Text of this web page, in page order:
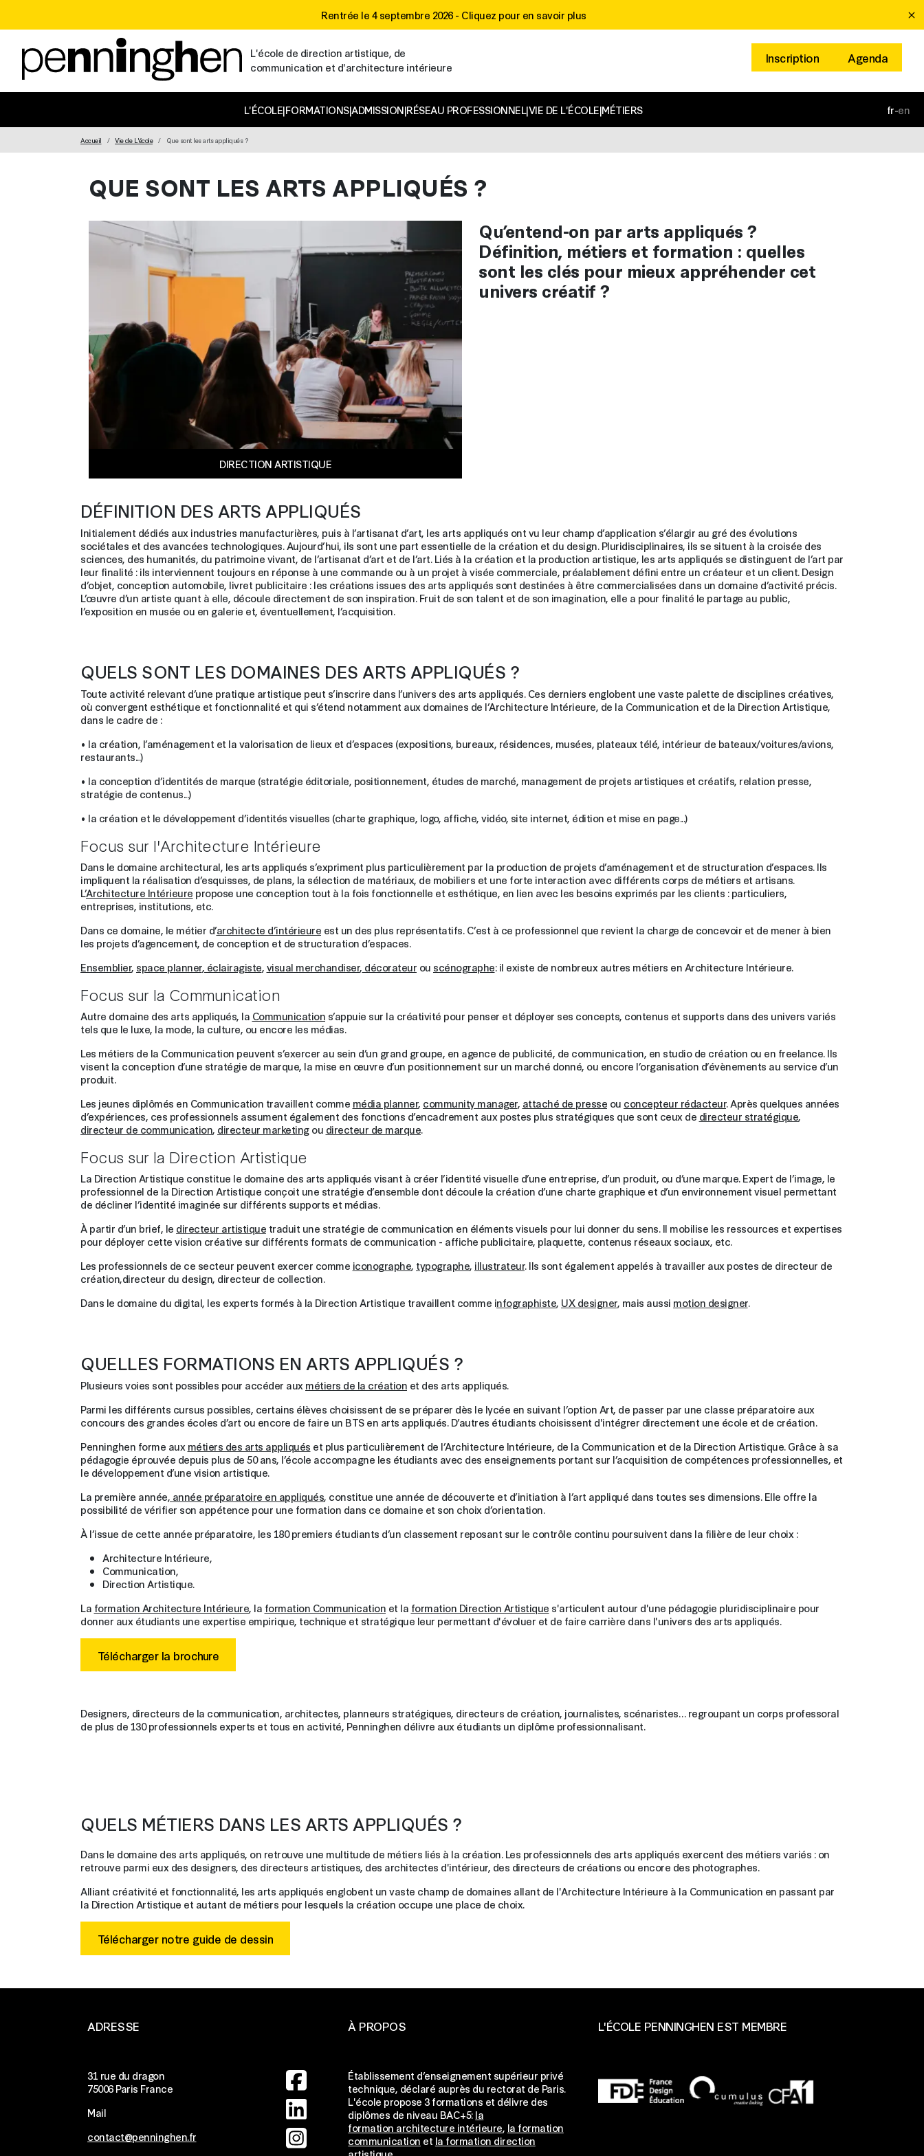
Rentrée le 4 septembre 2026 - Cliquez pour en savoir plus
L'école de direction artistique, de
communication et d'architecture intérieure
Inscription Agenda
L'ÉCOLE|FORMATIONS|ADMISSION|RÉSEAU PROFESSIONNEL|VIE DE L'ÉCOLE|MÉTIERS en
-
fr
Accueil Vie de L'école Que sont les arts appliqués ?
QUE SONT LES ARTS APPLIQUÉS ?
DIRECTION ARTISTIQUE
Qu’entend-on par arts appliqués ?
Définition, métiers et formation : quelles
sont les clés pour mieux appréhender cet
univers créatif ?
DÉFINITION DES ARTS APPLIQUÉS
Initialement dédiés aux industries manufacturières, puis à l’artisanat d’art, les arts appliqués ont vu leur champ d’application s’élargir au gré des évolutions
sociétales et des avancées technologiques. Aujourd’hui, ils sont une part essentielle de la création et du design. Pluridisciplinaires, ils se situent à la croisée des
sciences, des humanités, du patrimoine vivant, de l’artisanat d’art et de l’art. Liés à la création et la production artistique, les arts appliqués se distinguent de l’art par
leur finalité : ils interviennent toujours en réponse à une commande ou à un projet à visée commerciale, préalablement défini entre un créateur et un client. Design
d’objet, conception automobile, livret publicitaire : les créations issues des arts appliqués sont destinées à être commercialisées dans un domaine d’activité précis.
L’œuvre d’un artiste quant à elle, découle directement de son inspiration. Fruit de son talent et de son imagination, elle a pour finalité le partage au public,
l’exposition en musée ou en galerie et, éventuellement, l’acquisition.
QUELS SONT LES DOMAINES DES ARTS APPLIQUÉS ?
Toute activité relevant d’une pratique artistique peut s’inscrire dans l’univers des arts appliqués. Ces derniers englobent une vaste palette de disciplines créatives,
où convergent esthétique et fonctionnalité et qui s’étend notamment aux domaines de l’Architecture Intérieure, de la Communication et de la Direction Artistique,
dans le cadre de :
● la création, l’aménagement et la valorisation de lieux et d’espaces (expositions, bureaux, résidences, musées, plateaux télé, intérieur de bateaux/voitures/avions,
restaurants...)
● la conception d’identités de marque (stratégie éditoriale, positionnement, études de marché, management de projets artistiques et créatifs, relation presse,
stratégie de contenus...)
● la création et le développement d’identités visuelles (charte graphique, logo, affiche, vidéo, site internet, édition et mise en page...)
Focus sur l'Architecture Intérieure
Dans le domaine architectural, les arts appliqués s’expriment plus particulièrement par la production de projets d’aménagement et de structuration d’espaces. Ils
impliquent la réalisation d’esquisses, de plans, la sélection de matériaux, de mobiliers et une forte interaction avec différents corps de métiers et artisans.
L’Architecture Intérieure propose une conception tout à la fois fonctionnelle et esthétique, en lien avec les besoins exprimés par les clients : particuliers,
entreprises, institutions, etc.
Dans ce domaine, le métier d’architecte d’intérieure est un des plus représentatifs. C’est à ce professionnel que revient la charge de concevoir et de mener à bien
les projets d’agencement, de conception et de structuration d’espaces.
Ensemblier, space planner, éclairagiste,visual merchandiser, décorateur ou scénographe: il existe de nombreux autres métiers en Architecture Intérieure.
Focus sur la Communication
Autre domaine des arts appliqués, la Communication s’appuie sur la créativité pour penser et déployer ses concepts, contenus et supports dans des univers variés
tels que le luxe, la mode, la culture, ou encore les médias.
Les métiers de la Communication peuvent s’exercer au sein d’un grand groupe, en agence de publicité, de communication, en studio de création ou en freelance. Ils
visent la conception d’une stratégie de marque, la mise en œuvre d’un positionnement sur un marché donné, ou encore l’organisation d’évènements au service d’un
produit.
Les jeunes diplômés en Communication travaillent comme média planner, community manager, attaché de presse ou concepteur rédacteur. Après quelques années
d’expériences, ces professionnels assument également des fonctions d’encadrement aux postes plus stratégiques que sont ceux de directeur stratégique,
directeur de communication, directeur marketingou directeur de marque.
Focus sur la Direction Artistique
La Direction Artistique constitue le domaine des arts appliqués visant à créer l’identité visuelle d’une entreprise, d’un produit, ou d’une marque. Expert de l’image, le
professionnel de la Direction Artistique conçoit une stratégie d’ensemble dont découle la création d’une charte graphique et d’un environnement visuel permettant
de décliner l’identité imaginée sur différents supports et médias.
À partir d’un brief, le directeur artistique traduit une stratégie de communication en éléments visuels pour lui donner du sens. Il mobilise les ressources et expertises
pour déployer cette vision créative sur différents formats de communication - affiche publicitaire, plaquette, contenus réseaux sociaux, etc.
Les professionnels de ce secteur peuvent exercer comme iconographe, typographe, illustrateur. Ils sont également appelés à travailler aux postes de directeur de
création,directeur du design, directeur de collection.
Dans le domaine du digital, les experts formés à la Direction Artistique travaillent comme infographiste, UX designer, mais aussi motion designer.
QUELLES FORMATIONS EN ARTS APPLIQUÉS ?
Plusieurs voies sont possibles pour accéder aux métiers de la création et des arts appliqués.
Parmi les différents cursus possibles, certains élèves choisissent de se préparer dès le lycée en suivant l’option Art, de passer par une classe préparatoire aux
concours des grandes écoles d’art ou encore de faire un BTS en arts appliqués. D’autres étudiants choisissent d'intégrer directement une école et de création.
Penninghen forme aux métiers des arts appliqués et plus particulièrement de l’Architecture Intérieure, de la Communication et de la Direction Artistique. Grâce à sa
pédagogie éprouvée depuis plus de 50 ans, l’école accompagne les étudiants avec des enseignements portant sur l’acquisition de compétences professionnelles, et
le développement d’une vision artistique.
La première année, année préparatoire en appliqués, constitue une année de découverte et d’initiation à l’art appliqué dans toutes ses dimensions. Elle offre la
possibilité de vérifier son appétence pour une formation dans ce domaine et son choix d’orientation.
À l’issue de cette année préparatoire, les 180 premiers étudiants d’un classement reposant sur le contrôle continu poursuivent dans la filière de leur choix :
Architecture Intérieure,
Communication,
Direction Artistique.
La formation Architecture Intérieure, la formation Communication et la formation Direction Artistique s'articulent autour d'une pédagogie pluridisciplinaire pour
donner aux étudiants une expertise empirique, technique et stratégique leur permettant d'évoluer et de faire carrière dans l'univers des arts appliqués.
Télécharger la brochure
Designers, directeurs de la communication, architectes, planneurs stratégiques, directeurs de création, journalistes, scénaristes… regroupant un corps professoral
de plus de 130 professionnels experts et tous en activité, Penninghen délivre aux étudiants un diplôme professionnalisant.
QUELS MÉTIERS DANS LES ARTS APPLIQUÉS ?
Dans le domaine des arts appliqués, on retrouve une multitude de métiers liés à la création. Les professionnels des arts appliqués exercent des métiers variés : on
retrouve parmi eux des designers, des directeurs artistiques, des architectes d'intérieur, des directeurs de créations ou encore des photographes.
Alliant créativité et fonctionnalité, les arts appliqués englobent un vaste champ de domaines allant de l'Architecture Intérieure à la Communication en passant par
la Direction Artistique et autant de métiers pour lesquels la création occupe une place de choix.
Télécharger notre guide de dessin
ADRESSE À PROPOS L'ÉCOLE PENNINGHEN EST MEMBRE
31 rue du dragon
75006 Paris France
Mail
contact@penninghen.fr
Image
Image
Image
Établissement d’enseignement supérieur privé
technique, déclaré auprès du rectorat de Paris.
L'école propose 3 formations et délivre des
diplômes de niveau BAC+5:la
formation architecture intérieure, la formation
communication et la formation direction